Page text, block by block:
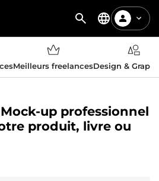
Meilleurs freelancesDesign &
up professionnel
produit, livre ou